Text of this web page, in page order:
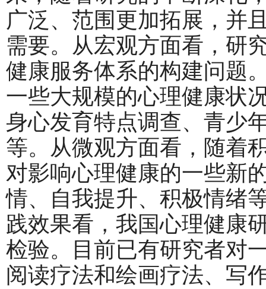
广泛、范围更加拓展，并
需要。从宏观方面看，研
健康服务体系的构建问题
一些大规模的心理健康状
身心发育特点调查、青少
等。从微观方面看，随着
对影响心理健康的一些新
情、自我提升、积极情绪
践效果看，我国心理健康
检验。目前已有研究者对
阅读疗法和绘画疗法、写